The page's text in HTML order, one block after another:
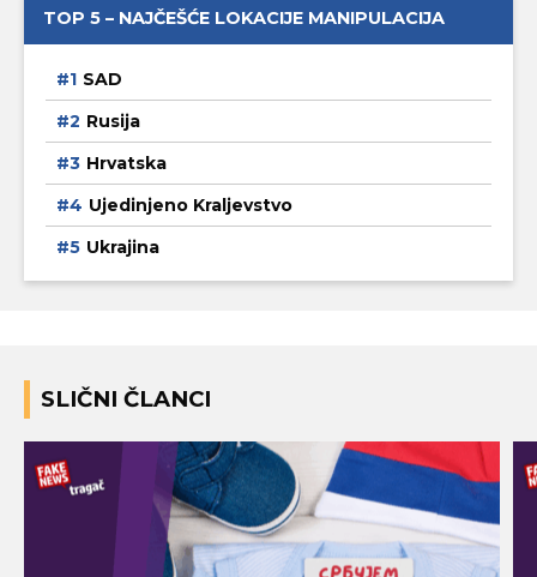
TOP 5 – NAJČEŠĆE LOKACIJE MANIPULACIJA
SAD
Rusija
Hrvatska
Ujedinjeno Kraljevstvo
Ukrajina
SLIČNI ČLANCI